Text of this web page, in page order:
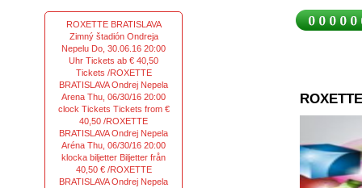
ROXETTE BRATISLAVA
Zimný štadión Ondreja
Nepelu Do, 30.06.16 20:00
Uhr Tickets ab € 40,50
Tickets /ROXETTE
BRATISLAVA Ondrej Nepela
Arena Thu, 06/30/16 20:00
clock Tickets Tickets from €
40,50 /ROXETTE
BRATISLAVA Ondrej Nepela
Aréna Thu, 06/30/16 20:00
klocka biljetter Biljetter från
40,50 € /ROXETTE
BRATISLAVA Ondrej Nepela